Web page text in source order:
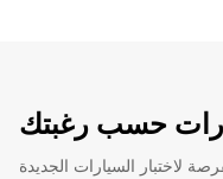
حسب رغبتك
لاختبار السيارات الجديدة